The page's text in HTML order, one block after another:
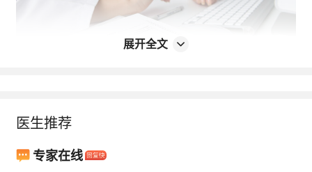
了！
1、夫妻在结婚之后性生活的时候没有采
展开全文
医生推荐
专家在线